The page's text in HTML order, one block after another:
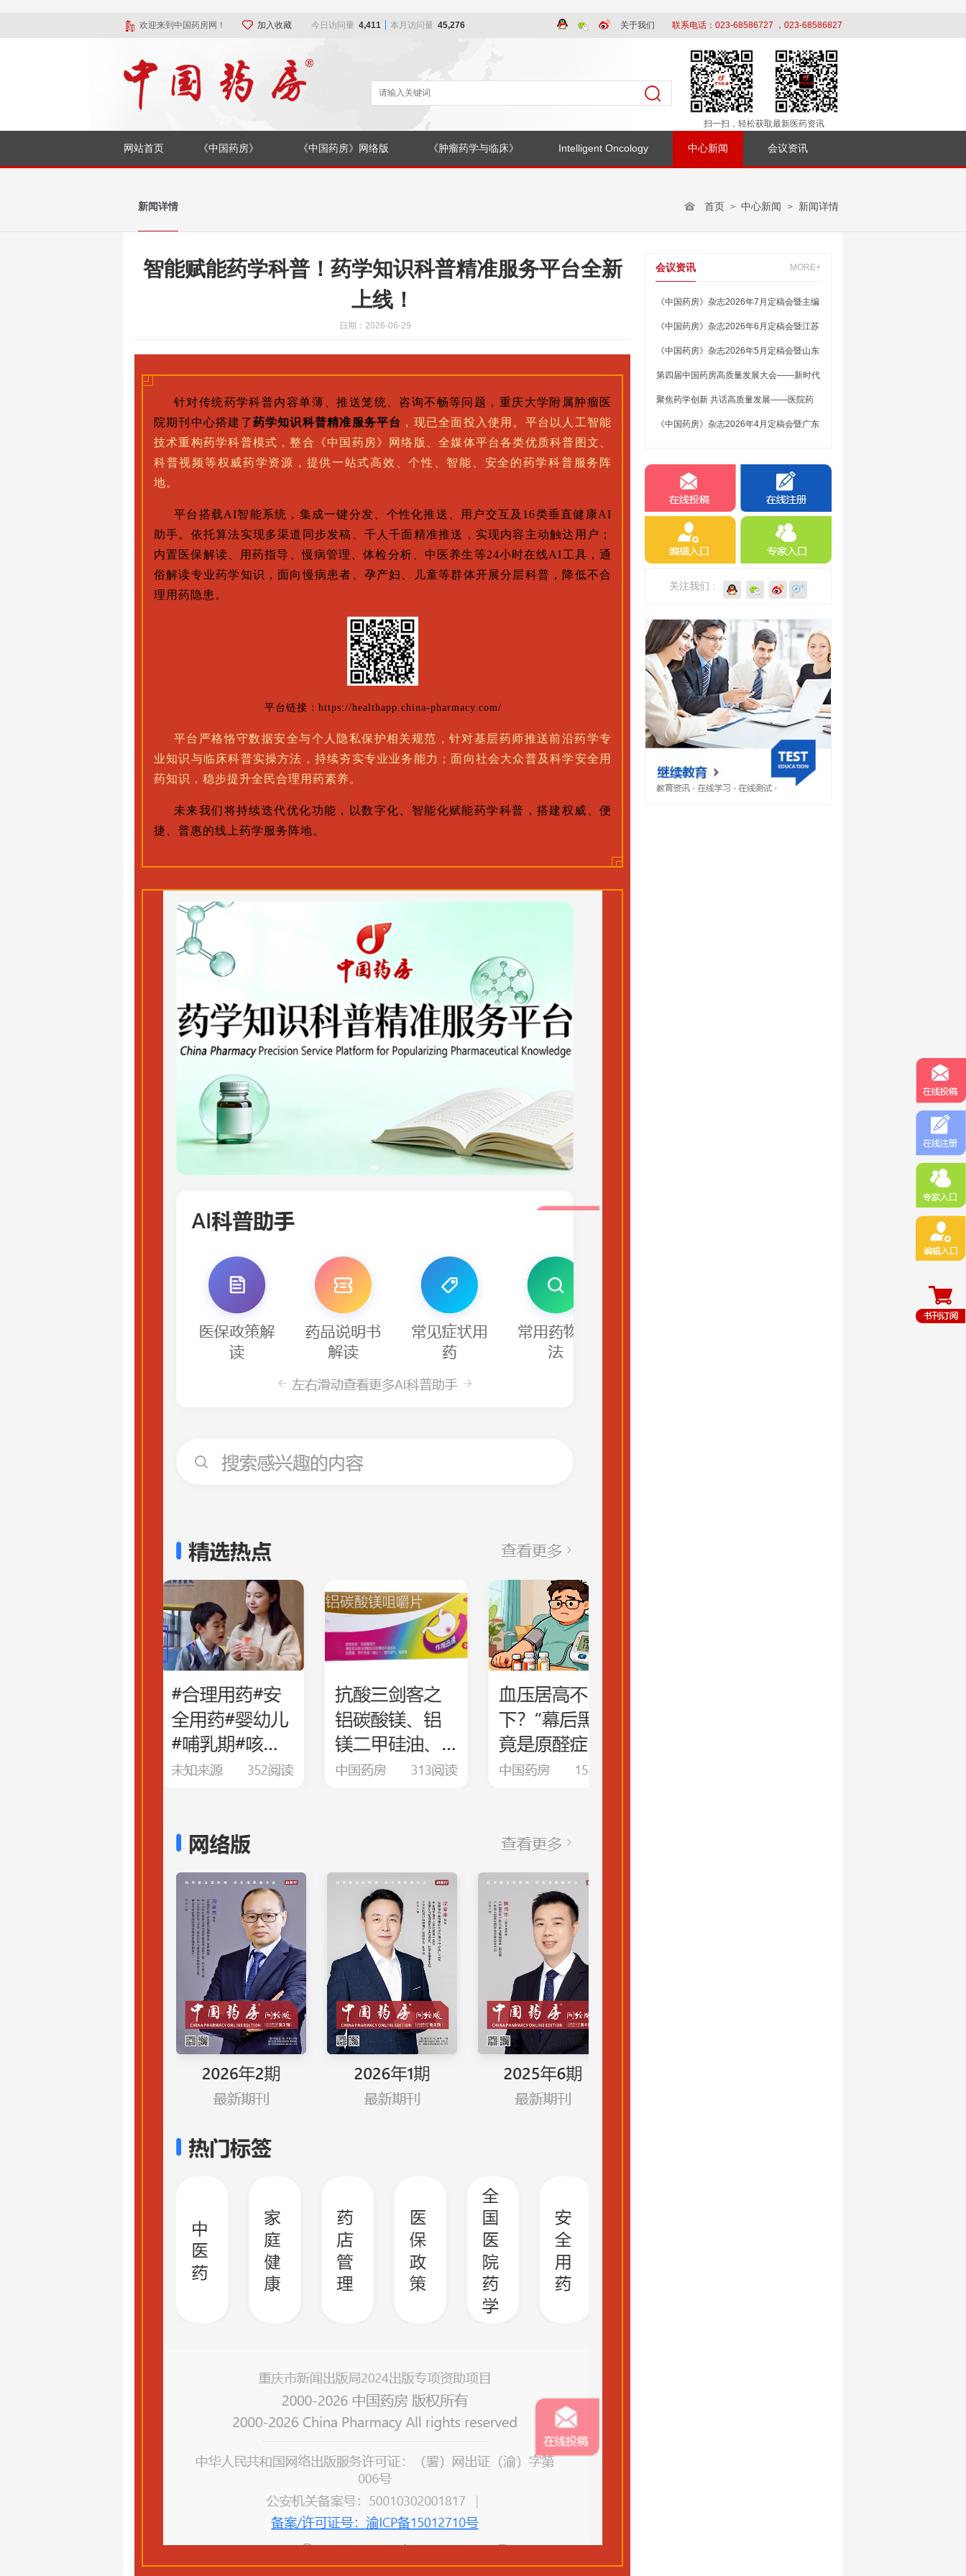
欢迎来到中国药房网！ 加入收藏 今日访问量 4,411 本月访问量 45,276 关于我们 联系电话：023-68586727 ，023-68586827
扫一扫，轻松获取最新医药资讯
网站首页 《中国药房》 《中国药房》网络版 《肿瘤药学与临床》 Intelligent Oncology 中心新闻 会议资讯
新闻详情 首页 > 中心新闻 > 新闻详情
智能赋能药学科普！药学知识科普精准服务平台全新
上线！
日期：2026-06-29
针对传统药学科普内容单薄、推送笼统、咨询不畅等问题，重庆大学附属肿瘤医
院期刊中心搭建了药学知识科普精准服务平台 ，现已全面投入使用。平台以人工智能
技术重构药学科普模式，整合《中国药房》网络版、全媒体平台各类优质科普图文、
科普视频等权威药学资源，提供一站式高效、个性、智能、安全的药学科普服务阵
地。
平台搭载AI智能系统，集成一键分发、个性化推送、用户交互及16类垂直健康AI
助手。依托算法实现多渠道同步发稿、千人千面精准推送，实现内容主动触达用户；
内置医保解读、用药指导、慢病管理、体检分析、中医养生等24小时在线AI工具，通
俗解读专业药学知识，面向慢病患者、孕产妇、儿童等群体开展分层科普，降低不合
理用药隐患。
平台链接：https://healthapp.china-pharmacy.com/
平台严格恪守数据安全与个人隐私保护相关规范，针对基层药师推送前沿药学专
业知识与临床科普实操方法，持续夯实专业业务能力；面向社会大众普及科学安全用
药知识，稳步提升全民合理用药素养。
未来我们将持续迭代优化功能，以数字化、智能化赋能药学科普，搭建权威、便
捷、普惠的线上药学服务阵地。
会议资讯 MORE+
《中国药房》杂志2026年7月定稿会暨主编
办刊交流会在银川顺利召开
《中国药房》杂志2026年6月定稿会暨江苏
编委（扩大）交流座谈会在南京顺利召开
《中国药房》杂志2026年5月定稿会暨山东
编委（扩大）交流座谈会在济南市顺利召开
第四届中国药房高质量发展大会——新时代
医院药学高质量创新与发展研讨会顺利召开
聚焦药学创新 共话高质量发展——医院药
学学科创新建设与高质量发展研讨会在重庆
《中国药房》杂志2026年4月定稿会暨广东
关注我们 :